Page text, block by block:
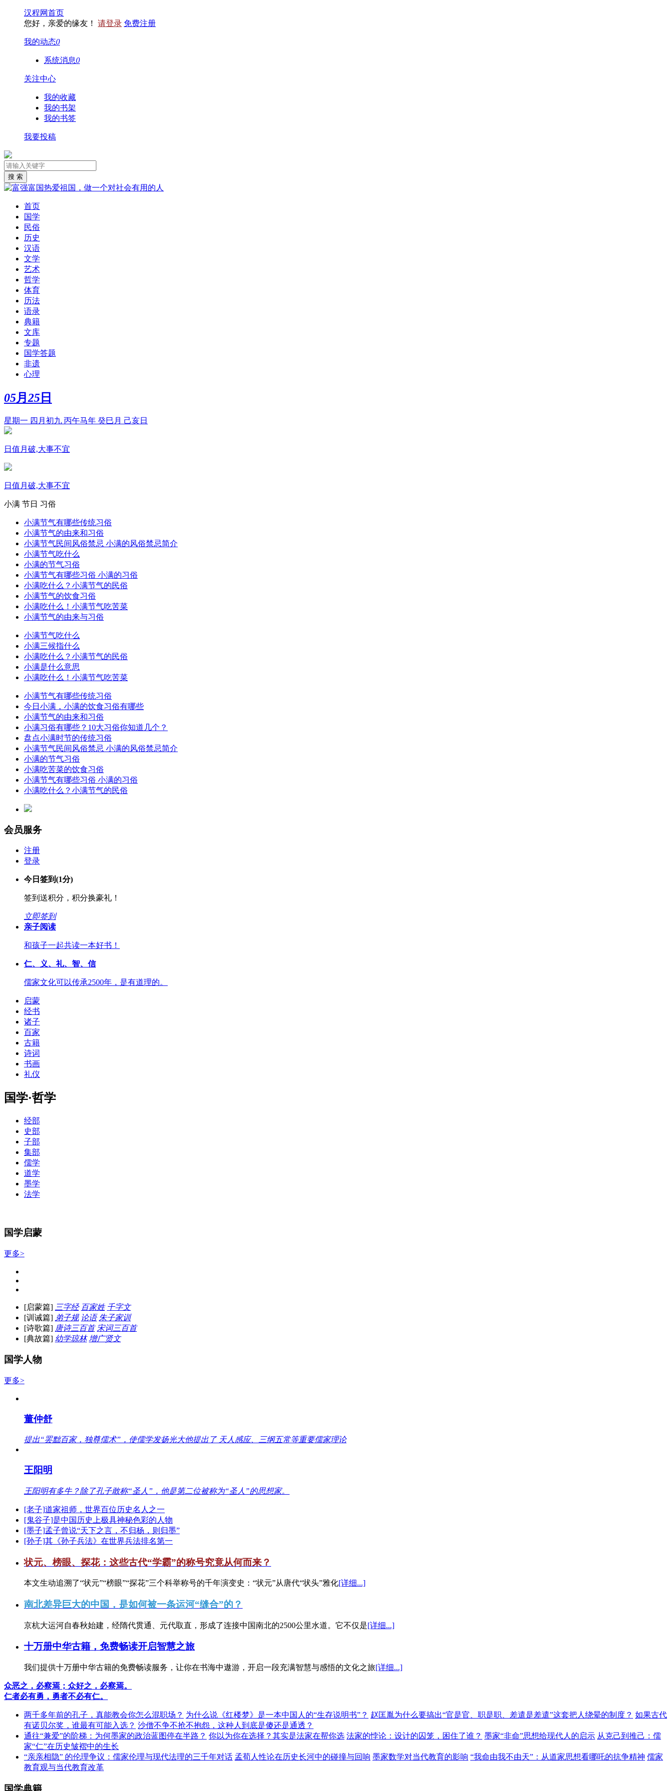
汉程网首页
您好，亲爱的缘友！ 请登录 免费注册
我的动态0
系统消息0
关注中心
我的收藏
我的书架
我的书签
我要投稿
首页
国学
民俗
历史
汉语
文学
艺术
哲学
体育
历法
语录
典籍
文库
专题
国学答题
非遗
心理
05月 25 日
星期一 四月初九 丙午马年 癸巳月 己亥日
日值月破,大事不宜
日值月破,大事不宜
小满 节日 习俗
小满节气有哪些传统习俗
小满节气的由来和习俗
小满节气民间风俗禁忌 小满的风俗禁忌简介
小满节气吃什么
小满的节气习俗
小满节气有哪些习俗 小满的习俗
小满吃什么？小满节气的民俗
小满节气的饮食习俗
小满吃什么！小满节气吃苦菜
小满节气的由来与习俗
小满节气吃什么
小满三候指什么
小满吃什么？小满节气的民俗
小满是什么意思
小满吃什么！小满节气吃苦菜
小满节气有哪些传统习俗
今日小满，小满的饮食习俗有哪些
小满节气的由来和习俗
小满习俗有哪些？10大习俗你知道几个？
盘点小满时节的传统习俗
小满节气民间风俗禁忌 小满的风俗禁忌简介
小满的节气习俗
小满吃苦菜的饮食习俗
小满节气有哪些习俗 小满的习俗
小满吃什么？小满节气的民俗
会员服务
注册
登录
今日签到(1分)
签到送积分，积分换豪礼！
立即签到
亲子阅读
和孩子一起共读一本好书！
仁、义、礼、智、信
儒家文化可以传承2500年，是有道理的。
启蒙
经书
诸子
百家
古籍
诗词
书画
礼仪
国学·哲学
经部
史部
子部
集部
儒学
道学
墨学
法学
国学启蒙
更多>
[启蒙篇] 三字经 百家姓 千字文
[训诫篇] 弟子规 论语 朱子家训
[诗歌篇] 唐诗三百首 宋词三百首
[典故篇] 幼学琼林 增广贤文
国学人物
更多>
董仲舒
提出“罢黜百家，独尊儒术”，使儒学发扬光大他提出了 天人感应、三纲五常等重要儒家理论
王阳明
王阳明有多牛？除了孔子敢称“圣人”，他是第二位被称为“圣人”的思想家。
[老子]道家祖师，世界百位历史名人之一
[鬼谷子]是中国历史上极具神秘色彩的人物
[墨子]孟子曾说“天下之言，不归杨，则归墨”
[孙子]其《孙子兵法》在世界兵法排名第一
状元、榜眼、探花：这些古代“学霸”的称号究竟从何而来？
本文生动追溯了“状元”“榜眼”“探花”三个科举称号的千年演变史：“状元”从唐代“状头”雅化[详细...]
南北差异巨大的中国，是如何被一条运河“缝合”的？
京杭大运河自春秋始建，经隋代贯通、元代取直，形成了连接中国南北的2500公里水道。它不仅是[详细...]
十万册中华古籍，免费畅读开启智慧之旅
我们提供十万册中华古籍的免费畅读服务，让你在书海中遨游，开启一段充满智慧与感悟的文化之旅[详细...]
众恶之，必察焉；众好之，必察焉。
仁者必有勇，勇者不必有仁。
两千多年前的孔子，真能教会你怎么混职场？ 为什么说《红楼梦》是一本中国人的“生存说明书”？ 赵匡胤为什么要搞出“官是官、职是职、差遣是差遣”这套把人绕晕的制度？ 如果古代
有诺贝尔奖，谁最有可能入选？ 沙僧不争不抢不抱怨，这种人到底是傻还是通透？
通往“兼爱”的阶梯：为何墨家的政治蓝图停在半路？ 你以为你在选择？其实是法家在帮你选 法家的悖论：设计的囚笼，困住了谁？ 墨家“非命”思想给现代人的启示 从克己到推己：儒
家“仁”在历史皱褶中的生长
“亲亲相隐” 的伦理争议：儒家伦理与现代法理的三千年对话 孟荀人性论在历史长河中的碰撞与回响 墨家数学对当代教育的影响 “我命由我不由天”：从道家思想看哪吒的抗争精神 儒家
教育观与当代教育改革
国学典籍